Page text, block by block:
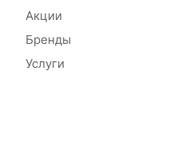
Акции
Бренды
Услуги